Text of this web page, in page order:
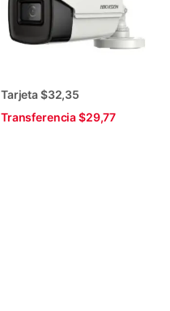
Tarjeta $32,35
Transferencia $29,77